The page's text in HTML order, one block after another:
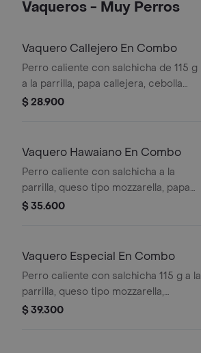
alimentos de origen animal)
Vaqueros - Muy Perros
Vaquero Callejero En Combo
Perro caliente con salchicha de 115 g
a la parrilla, papa callejera, cebolla
picada, salsa blanca, salsa de tomate
PET
$ 28.900
Vaquero Hawaiano En Combo
Perro caliente con salchicha a la
parrilla, queso tipo mozzarella, papa
callejera, piña y salsas en pan perro +
$ 35.600
Vaquero Especial En Combo
Perro caliente con salchicha 115 g a la
parrilla, queso tipo mozzarella,
tocineta picada, papa callejera,
$ 39.300